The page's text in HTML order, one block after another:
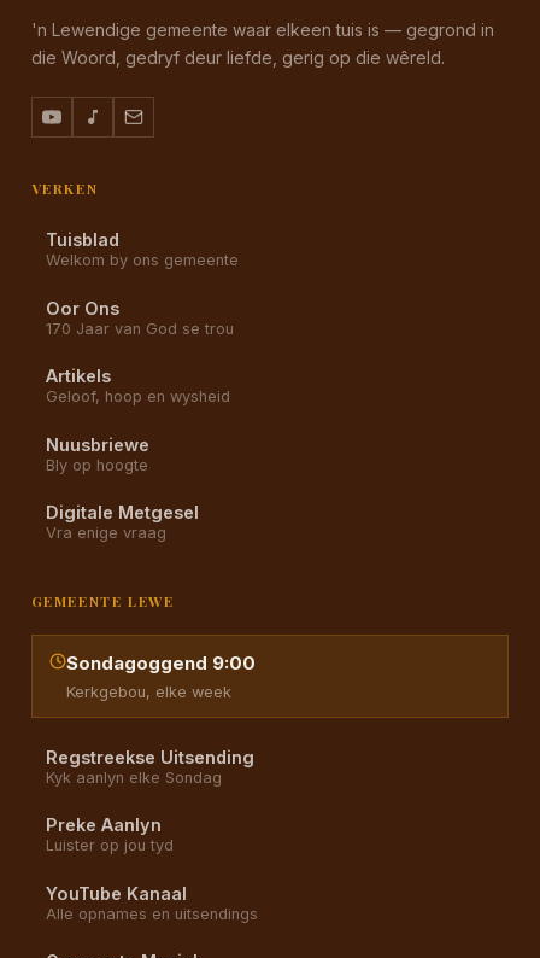
'n Lewendige gemeente waar elkeen tuis is — gegrond in
die Woord, gedryf deur liefde, gerig op die wêreld.
VERKEN
Tuisblad
Welkom by ons gemeente
Oor Ons
170 Jaar van God se trou
Artikels
Geloof, hoop en wysheid
Nuusbriewe
Bly op hoogte
Digitale Metgesel
Vra enige vraag
GEMEENTE LEWE
Sondagoggend 9:00
Kerkgebou, elke week
Regstreekse Uitsending
Kyk aanlyn elke Sondag
Preke Aanlyn
Luister op jou tyd
YouTube Kanaal
Alle opnames en uitsendings